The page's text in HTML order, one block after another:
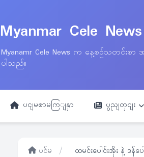
Myanmar Cele News
Myanamr Cele News က နေ့စဉ်သတင်းစ
ပါသည်။
ပငျမစာမကြျနှာ ပွညျတှငျး
ပင်မ / ထမင်းပေါင်းအိုး နဲ့ ဒန်